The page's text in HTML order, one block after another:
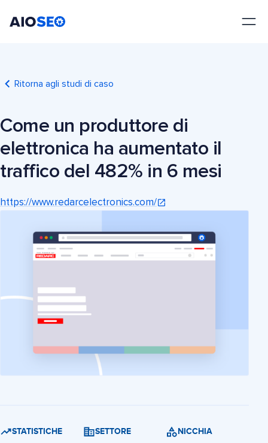
Ritorna agli studi di caso
Come un produttore di
elettronica ha aumentato il
traffico del 482% in 6 mesi
https://www.redarcelectronics.com/
STATISTICHE
SETTORE
NICCHIA